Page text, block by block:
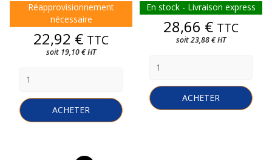
Réapprovisionnement
nécessaire
Prix
22,92 € TTC
soit 19,10 € HT
ACHETER
En stock - Livraison express
Prix
28,66 € TTC
soit 23,88 € HT
ACHETER